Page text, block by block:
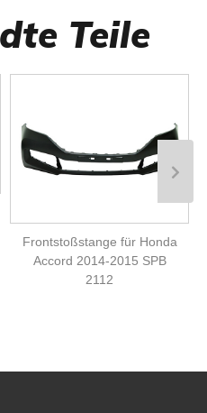
Teile
Frontstoßstange für Honda
Accord 2014-2015 SPB
2112